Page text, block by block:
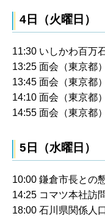
4日（火曜日）
11:30 いしかわ百万
13:25 面会（東京都）
13:45 面会（東京都）
14:10 面会（東京都）
14:55 面会（東京都）
5日（水曜日）
10:00 鎌倉市長との
14:25 コマツ本社訪
18:00 石川県関係人